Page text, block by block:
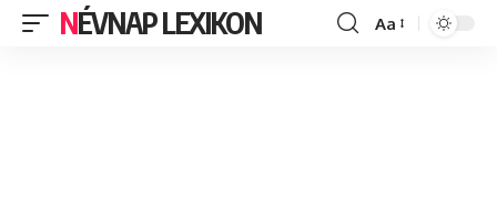
NÉVNAP LEXIKON
Font
Aa